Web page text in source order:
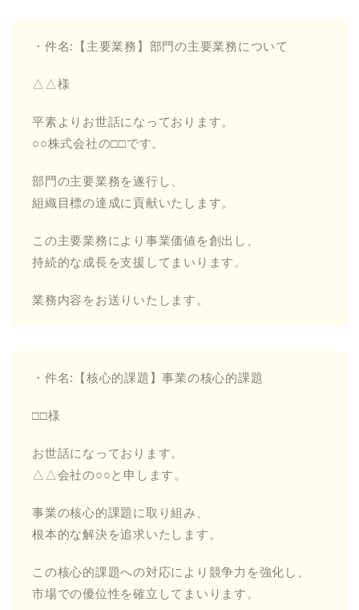
・件名:【主要業務】部門の主要業務について
△△様
平素よりお世話になっております。
○○株式会社の□□です。
部門の主要業務を遂行し、
組織目標の達成に貢献いたします。
この主要業務により事業価値を創出し、
持続的な成長を支援してまいります。
業務内容をお送りいたします。
・件名:【核心的課題】事業の核心的課題
□□様
お世話になっております。
△△会社の○○と申します。
事業の核心的課題に取り組み、
根本的な解決を追求いたします。
この核心的課題への対応により競争力を強化し、
市場での優位性を確立してまいります。